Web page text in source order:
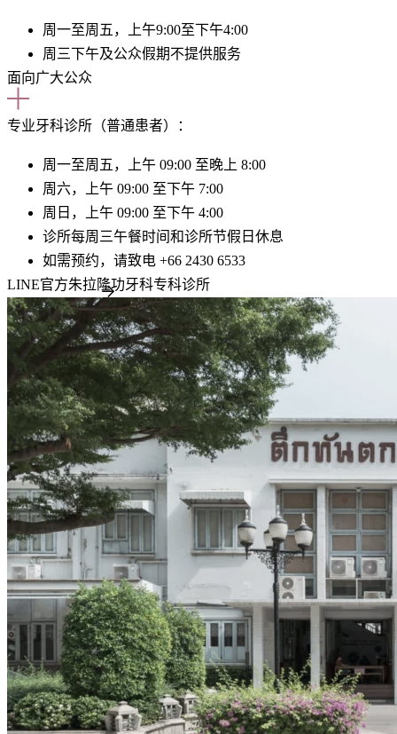
周一至周五，上午9:00至下午4:00
周三下午及公众假期不提供服务
面向广大公众
专业牙科诊所（普通患者）：
周一至周五，上午 09:00 至晚上 8:00
周六，上午 09:00 至下午 7:00
周日 ，上午 09:00 至下午 4:00
诊所每周三午餐时间和诊所节假日休息
如需预约，请致电 +66 2430 6533
LINE官方朱拉隆功牙科专科诊所